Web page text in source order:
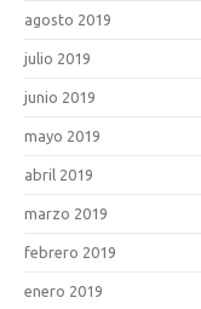
agosto 2019
julio 2019
junio 2019
mayo 2019
abril 2019
marzo 2019
febrero 2019
enero 2019